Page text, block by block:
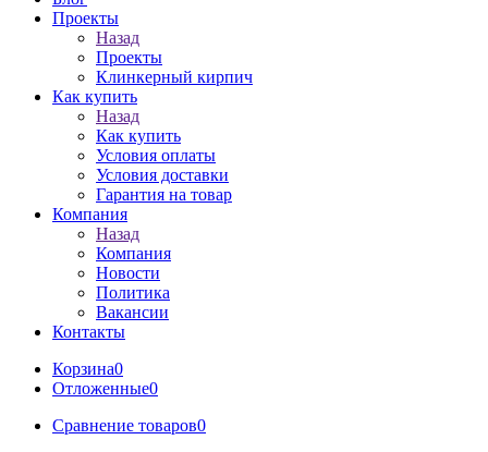
Проекты
Назад
Проекты
Клинкерный кирпич
Как купить
Назад
Как купить
Условия оплаты
Условия доставки
Гарантия на товар
Компания
Назад
Компания
Новости
Политика
Вакансии
Контакты
Корзина0
Отложенные0
Сравнение товаров0